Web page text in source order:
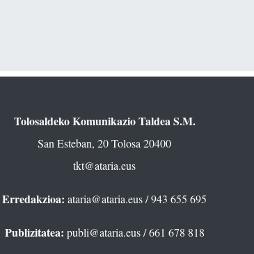
Tolosaldeko Komunikazio Taldea S.M.
San Esteban, 20 Tolosa 20400
tkt@ataria.eus
Erredakzioa: ataria@ataria.eus/ 943 655 695
Publizitatea: publi@ataria.eus/ 661 678 818